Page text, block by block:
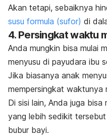
Akan tetapi, sebaiknya
susu formula (sufor) di
4. Persingkat waktu
Anda mungkin bisa mulai
menyusu di payudara ibu
Jika biasanya anak
mempersingkat waktunya
Di sisi lain, Anda juga bisa
yang lebih sedikit
bubur bayi.